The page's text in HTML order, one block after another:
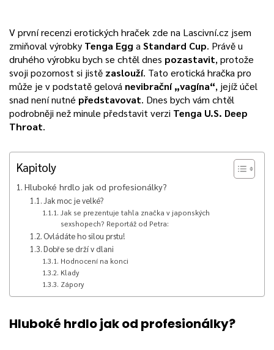
V první recenzi erotických hraček zde na Lascivní.cz jsem
zmiňoval výrobky Tenga Egg a Standard Cup. Právě u
druhého výrobku bych se chtěl dnes pozastavit, protože
svoji pozornost si jistě zaslouží. Tato erotická hračka pro
může je v podstatě gelová nevibrační „vagína“, jejíž účel
snad není nutné představovat. Dnes bych vám chtěl
podrobněji než minule představit verzi Tenga U.S. Deep
Throat.
Kapitoly
Hluboké hrdlo jak od profesionálky?
Jak moc je velké?
Jak se prezentuje tahla značka v japonských
sexshopech? Reportáž od Petra:
Ovládáte ho silou prstu!
Dobře se drží v dlani
Hodnocení na konci
Klady
Zápory
Hluboké hrdlo jak od profesionálky?